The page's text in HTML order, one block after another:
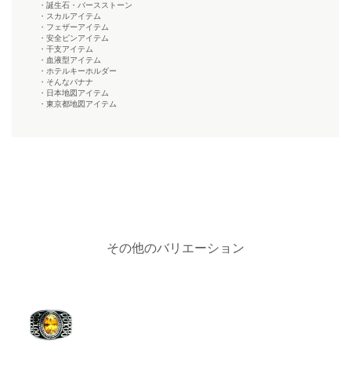
・誕生石・バースストーン
・スカルアイテム
・フェザーアイテム
・安全ピンアイテム
・干支アイテム
・血液型アイテム
・ホテルキーホルダー
・そんなバナナ
・日本地図アイテム
・東京都地図アイテム
その他のバリエーション